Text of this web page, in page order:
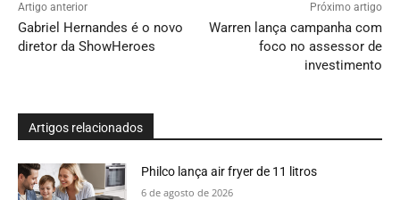
Artigo anterior
Gabriel Hernandes é o novo
diretor da ShowHeroes
Próximo artigo
Warren lança campanha com
foco no assessor de
investimento
Artigos relacionados
Philco lança air fryer de 11 litros
6 de agosto de 2026